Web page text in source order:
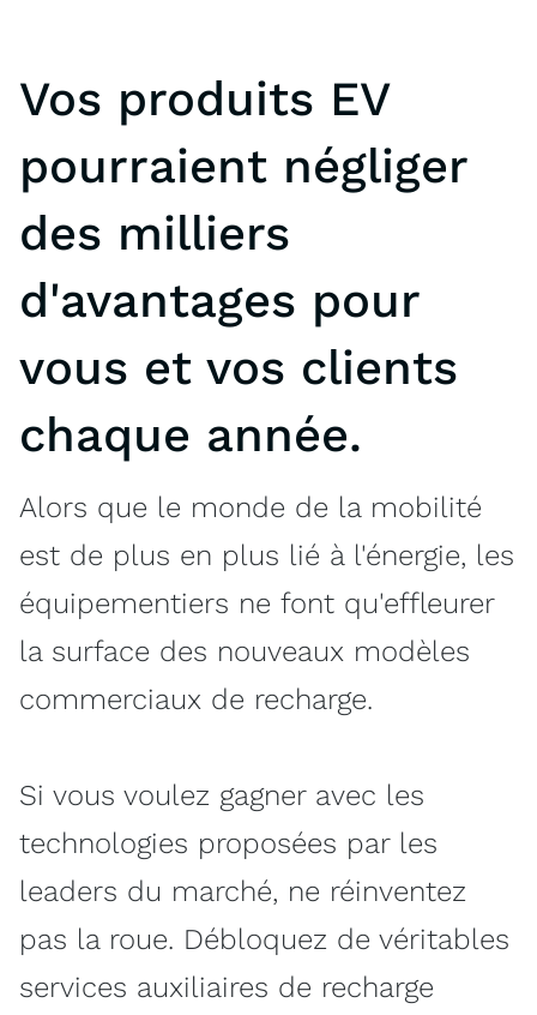
Vos produits EV
pourraient négliger
des milliers
d'avantages pour
vous et vos clients
chaque année.
Alors que le monde de la mobilité
est de plus en plus lié à l'énergie, les
équipementiers ne font qu'effleurer
la surface des nouveaux modèles
commerciaux de recharge.
Si vous voulez gagner avec les
technologies proposées par les
leaders du marché, ne réinventez
pas la roue. Débloquez de véritables
services auxiliaires de recharge